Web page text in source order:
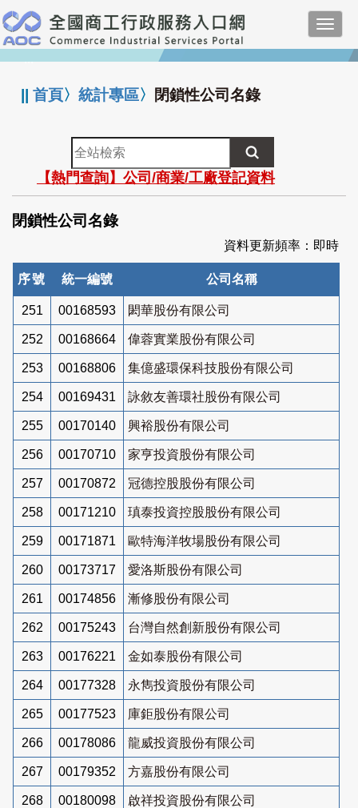
跳
到
主
要
:::
||首頁〉統計專區〉 閉鎖性公司名錄
全
站
檢
索
【熱門查詢】公司/商業/工廠登記資料
閉鎖性公司名錄
資料更新頻率：即時
序號 統一編號 公司名稱
251 00168593 閎華股份有限公司
252 00168664 偉蓉實業股份有限公司
253 00168806 集億盛環保科技股份有限公司
254 00169431 詠敘友善環社股份有限公司
255 00170140 興裕股份有限公司
256 00170710 家亨投資股份有限公司
257 00170872 冠德控股股份有限公司
258 00171210 瑱泰投資控股股份有限公司
259 00171871 歐特海洋牧場股份有限公司
260 00173717 愛洛斯股份有限公司
261 00174856 漸修股份有限公司
262 00175243 台灣自然創新股份有限公司
263 00176221 金如泰股份有限公司
264 00177328 永雋投資股份有限公司
265 00177523 庫鉅股份有限公司
266 00178086 龍威投資股份有限公司
267 00179352 方嘉股份有限公司
268 00180098 啟祥投資股份有限公司